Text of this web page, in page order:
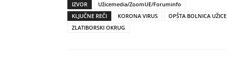
IZVOR
Užicemedia/ZoomUE/Foruminfo
KLJUČNE REČI
KORONA VIRUS OPŠTA BOLNICA UŽICE
ZLATIBORSKI OKRUG